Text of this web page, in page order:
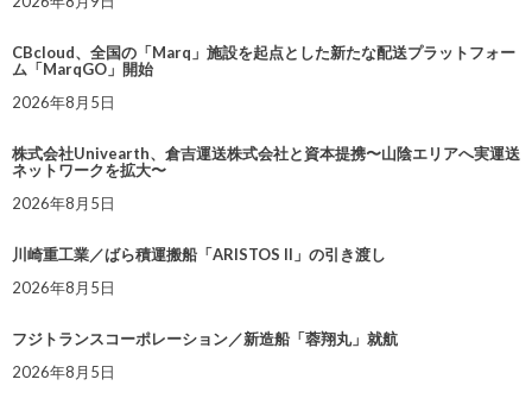
CBcloud、全国の「Marq」施設を起点とした新たな配送プラットフォー
ム「MarqGO」開始
2026年8月5日
株式会社Univearth、倉吉運送株式会社と資本提携〜山陰エリアへ実運送
ネットワークを拡大〜
2026年8月5日
川崎重工業／ばら積運搬船「ARISTOS II」の引き渡し
2026年8月5日
フジトランスコーポレーション／新造船「蓉翔丸」就航
2026年8月5日